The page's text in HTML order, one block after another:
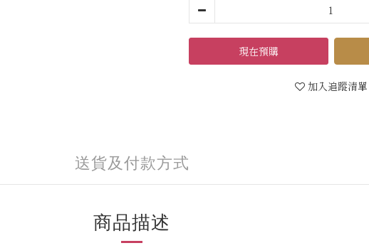
現在預購
加入追蹤清單
送貨及付款方式
商品描述